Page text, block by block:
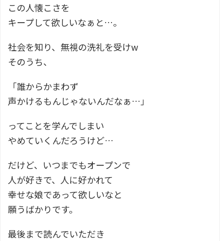
この人懐こさを
キープして欲しいなぁと…。
社会を知り、無視の洗礼を受けw
そのうち、
「誰からかまわず
声かけるもんじゃないんだなぁ…」
ってことを学んでしまい
やめていくんだろうけど…
だけど、いつまでもオープンで
人が好きで、人に好かれて
幸せな娘であって欲しいなと
願うばかりです。
最後まで読んでいただき